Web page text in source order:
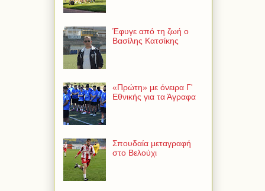
Έφυγε από τη ζωή ο
Βασίλης Κατσίκης
«Πρώτη» με όνειρα Γ'
Εθνικής για τα Άγραφα
Σπουδαία μεταγραφή
στο Βελούχι